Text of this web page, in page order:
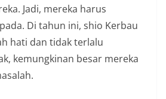
Jadi, mereka harus
Di tahun ini, shio Kerbau
hati dan tidak terlalu
kemungkinan besar mereka